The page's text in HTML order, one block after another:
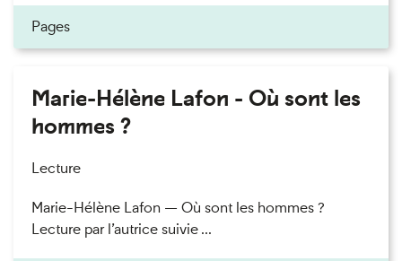
Pages
Marie-Hélène Lafon - Où sont les
hommes ?
Lecture
Marie-Hélène Lafon — Où sont les hommes ?
Lecture par l’autrice suivie ...